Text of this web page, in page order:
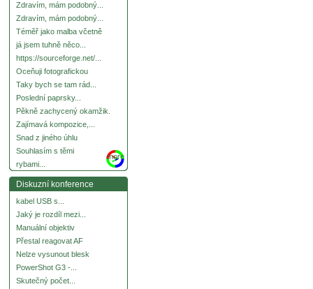
Zdravím, mám podobný...
Zdravím, mám podobný...
Téměř jako malba včetně
já jsem tuhně něco...
https://sourceforge.net/...
Oceňuji fotografickou
Taky bych se tam rád...
Poslední paprsky...
Pěkně zachycený okamžik.
Zajímavá kompozice,...
Snad z jiného úhlu
Souhlasím s těmi
rybami...
more
Diskuzní konference
kabel USB s...
Jaký je rozdíl mezi...
Manuální objektiv
Přestal reagovat AF
Nelze vysunout blesk
PowerShot G3 -...
Skutečný počet...